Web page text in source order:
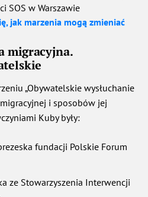
SOS w Warszawie
jak marzenia mogą zmieniać
migracyjna.
„Obywatelskie wysłuchanie
i sposobów jej
Kuby były:
fundacji Polskie Forum
ze Stowarzyszenia Interwencji